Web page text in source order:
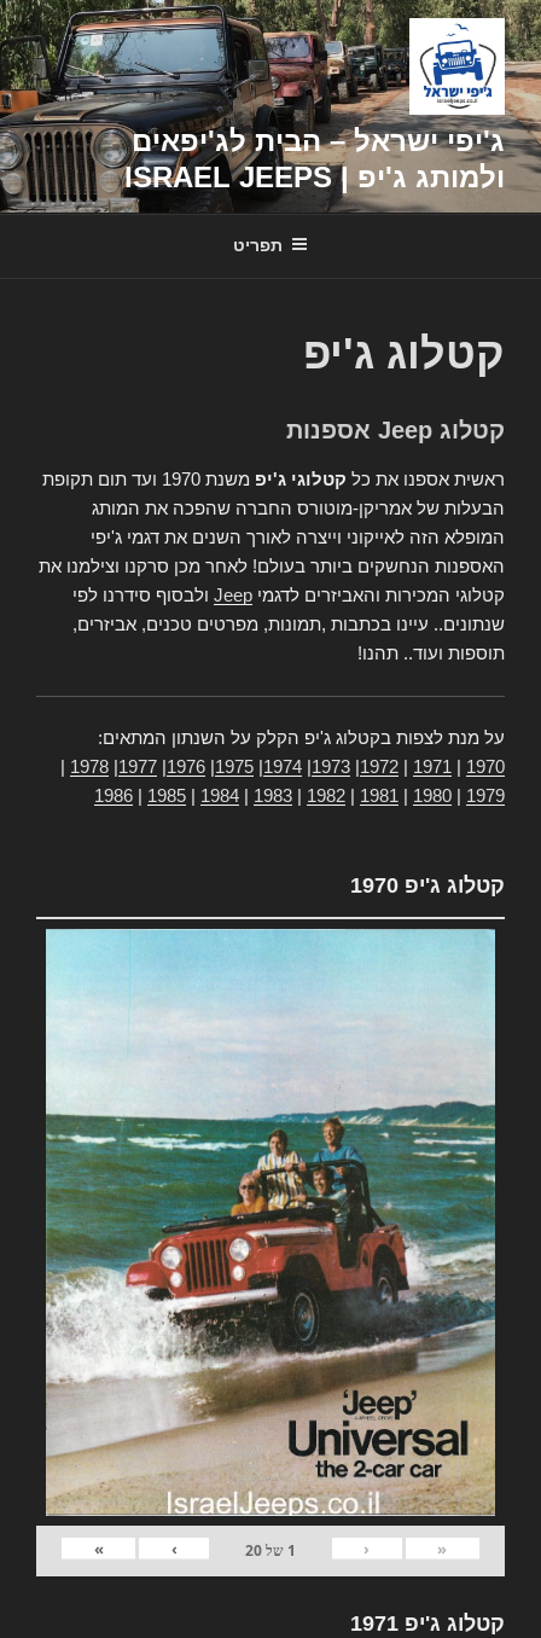
דילוג
לתוכן
ג'יפי ישראל – הבית לג'יפאים
ולמותג ג'יפ | ISRAEL JEEPS
תפריט
קטלוג ג'יפ
קטלוג Jeep אספנות
ראשית אספנו את כל קטלוגי ג'יפ
משנת 1970 ועד תום תקופת
הבעלות של אמריקן-מוטורס החברה שהפכה את המותג
המופלא הזה לאייקוני וייצרה לאורך השנים את דגמי ג'יפי
האספנות הנחשקים ביותר בעולם! לאחר מכן סרקנו וצילמנו את
קטלוגי המכירות והאביזרים לדגמי Jeep ולבסוף סידרנו לפי
שנתונים.. עיינו בכתבות ,תמונות, מפרטים טכנים, אביזרים,
תוספות ועוד.. תהנו!
על מנת לצפות בקטלוג ג'יפ הקלק על השנתון המתאים:
1970
1971
1972
1973
1974
1975
1976
1977
1978
1979
1980
1981
1982
1983
1984
1985
1986
קטלוג ג'יפ 1970
«
‹
1 של20
›
»
קטלוג ג'יפ 1971